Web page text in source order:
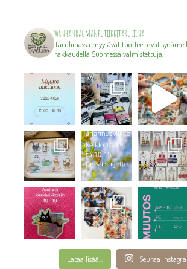
wanhanraumanputiikkitaruliina
Taruliinassa myytävät tuotteet ovat
rakkaudella Suomessa valmistettuja.
Lataa lisää... Seuraa